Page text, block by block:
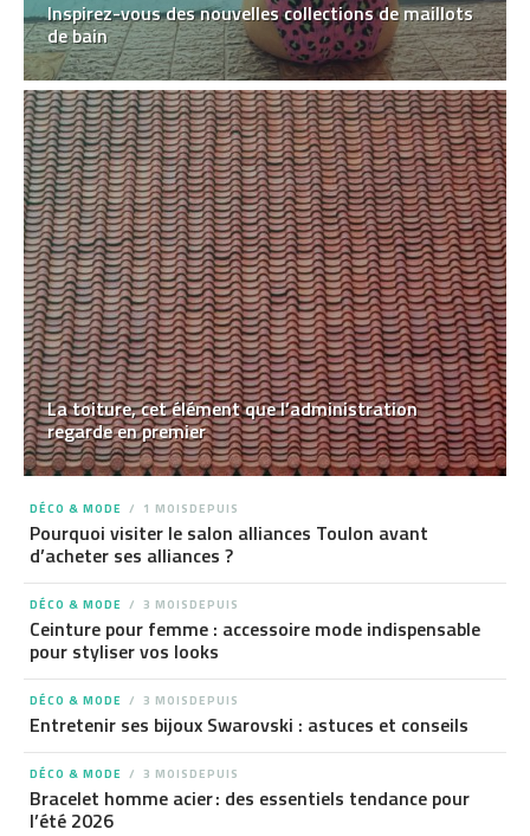
Inspirez-vous des nouvelles collections de maillots
de bain
La toiture, cet élément que l’administration
regarde en premier
DÉCO & MODE 1 MOISDEPUIS
Pourquoi visiter le salon alliances Toulon avant
d’acheter ses alliances ?
DÉCO & MODE 3 MOISDEPUIS
Ceinture pour femme : accessoire mode indispensable
pour styliser vos looks
DÉCO & MODE 3 MOISDEPUIS
Entretenir ses bijoux Swarovski : astuces et conseils
DÉCO & MODE 3 MOISDEPUIS
Bracelet homme acier : des essentiels tendance pour
l’été 2026